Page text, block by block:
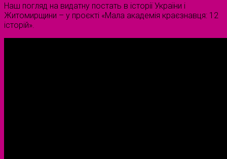
Наш погляд на видатну постать в історії України і
Житомирщини – у проєкті «Мала академія краєзнавця: 12
історій».